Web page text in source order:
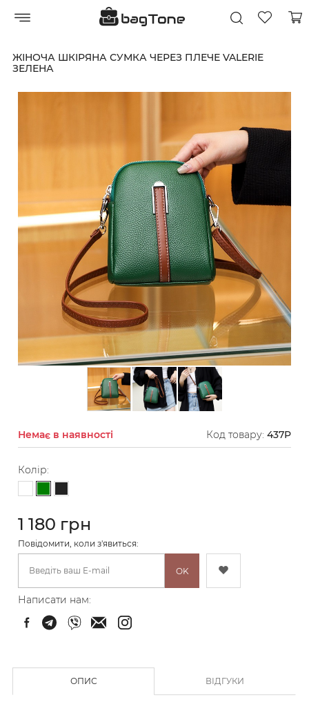
ЖІНОЧА ШКІРЯНА СУМКА ЧЕРЕЗ ПЛЕЧЕ VALERIE
ЗЕЛЕНА
Немає в наявності Код товару: 437P
Колір:
1 180 грн
Повідомити, коли з'явиться:
OK
Написати нам:
ОПИС ВІДГУКИ